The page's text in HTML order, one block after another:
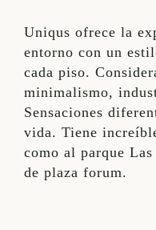
Uniqus ofrece la
entorno con un
cada piso.
minimalismo,
Sensaciones
vida. Tiene
como al parque
de plaza forum.